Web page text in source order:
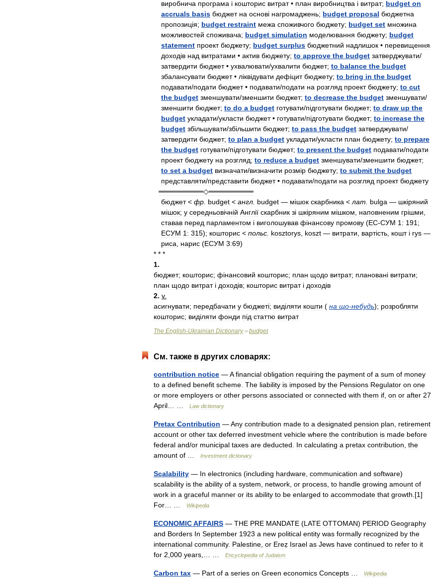
виробнича програма і кошторис витрат• план виробництва і витрат; budget on
accruals basis бюджет на основі нагромаджень; budget proposal бюджетна
пропозиція; budget restraint межа споживчого бюджету; budget set множина
можливостей споживача; budget simulation моделювання бюджету; budget
statement проект бюджету; budget surplus бюджетний надлишок • перевищення
доходів над витратами • актив бюджету; to approve the budget затверджувати/
затвердити бюджет• ухвалювати/ухвалити бюджет; to balance the budget
збалансувати бюджет• ліквідувати дефіцит бюджету; to bring in the budget
подавати/подати бюджет• подавати/подати на розгляд проект бюджету; to cut
the budget зменшувати/зменшити бюджет; to decrease the budget зменшувати/
зменшити бюджет; to do a budget готувати/підготувати бюджет; to draw up the
budget укладати/укласти бюджет• готувати/підготувати бюджет; to increase the
budget збільшувати/збільшити бюджет; to pass the budget затверджувати/
затвердити бюджет; to plan a budget укладати/укласти план бюджету; to prepare
the budget готувати/підготувати бюджет; to present the budget подавати/подати
проект бюджету на розгляд; to reduce a budget зменшувати/зменшити бюджет;
to set a budget визначати/визначити розмір бюджету; to submit the budget
представляти/представити бюджет• подавати/подати на розгляд проект бюджету
═════════◇═════════
бюджет< фр budget < англ budget — мішок скарбника < лат bulga — шкіряний
мішок; у середньовічній Англії скарбник зі шкіряним мішком наповненим грішми
ставав перед парламентом і виголошував фінансову промову (ЕС-СУМ 1: 191 ;
ЕСУМ 1: 315); кошторис < польс kosztorys koszt — витрати вартість кошті rys —
риса
нарис (ЕСУМ 3:69)
* * *
1.
бюджет; кошторис; фінансовий кошторис; план щодо витрат; плановані витрати;
план щодо витраті доходів; кошторис витраті доходів
2. v.
асигнувати; передбачати у бюджеті; виділяти кошти ( на що-небудь); розробляти
кошторис; виділяти фонди під статтю витрат
The English-Ukrainian Dictionary> budget
См. также в других словарях:
contribution notice —A financial obligation requiring the payment of a sum of money
to a defined benefit scheme The liability is imposed by the Pensions Regulator on one
or more employers or other persons associated or connected with them if on or after 27
April
Law dictionary
Pretax Contribution —Any contribution made to a designated pension plan
retirement
account or other tax deferred investment vehicle where the contribution is made before
federal and/or municipal taxes are deducted In calculating a pretax contribution the
amount of Investment dictionary
Scalability — In electronics (including hardware communication and software)
scalability is the ability of a system network or process to handle growing amount of
work in a graceful manner or its ability to be enlarged to accommodate that growth .[1]
For
Wikipedia
ECONOMICAFFAIRS — THE PRE MANDATE (LATE OTTOMAN) PERIOD Geography
and Borders In September 1923 a new political entity was formally recognized by the
international community. Palestine or Ereẓ Israel as Jews have continued to refer to it
for 2 000 years Encyclopedia of Judaism
Carbon tax — Part of a series on Green economics Concepts Wikipedia